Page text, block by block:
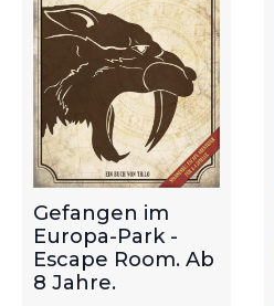
Gefangen im
Europa-Park -
Escape Room. Ab
8 Jahre.